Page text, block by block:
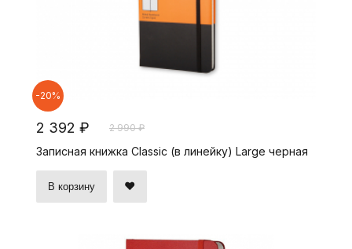
-20%
2 392 ₽ 2 990 ₽
Записная книжка Classic (в линейку) Large черная
В корзину